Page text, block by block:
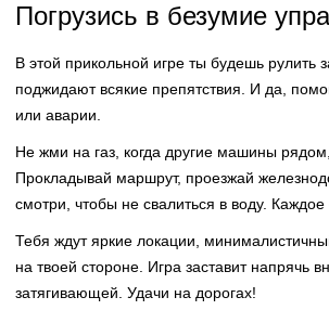
Погрузись в безумие
В этой прикольной игре ты будешь
поджидают всякие препятствия. И да,
или аварии.
Не жми на газ, когда другие машины
Прокладывай маршрут, проезжай
смотри, чтобы не свалиться в воду.
Тебя ждут яркие локации,
на твоей стороне. Игра заставит напрячь
затягивающей. Удачи на дорогах!